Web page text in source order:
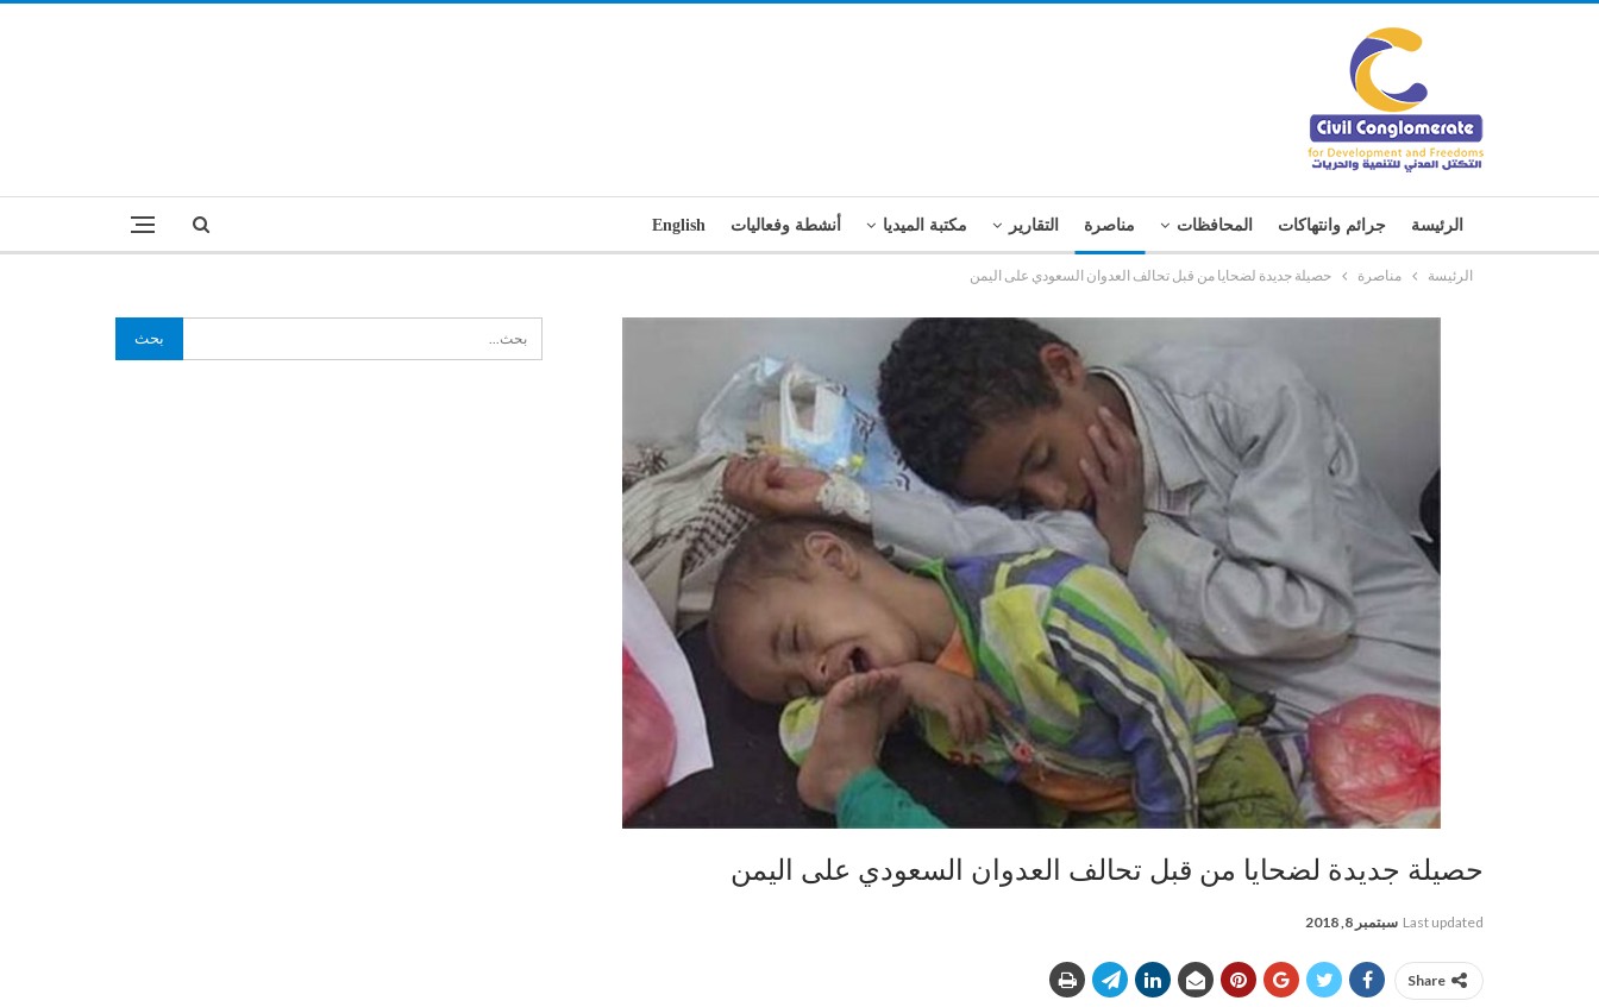
الرئيسة جرائم وانتهاكات المحافظات مناصرة التقارير مكتبة الميديا أنشطة وفعاليات English
الرئيسة مناصرة حصيلة جديدة لضحايا من قبل تحالف العدوان السعودي على اليمن
حصيلة جديدة لضحايا من قبل تحالف العدوان السعودي على اليمن
Last updated سبتمبر 8, 2018
Share